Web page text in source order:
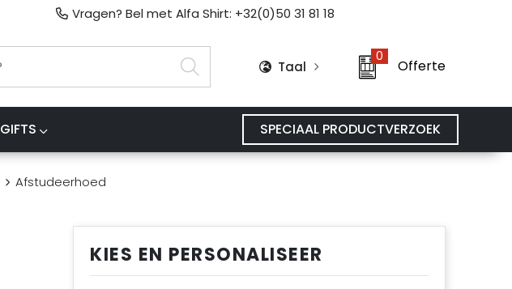
Vragen? Bel met Alfa Shirt: +32(0)50 31 81 18
Taal
0
Offerte
GIFTS SPECIAAL PRODUCTVERZOEK
Afstudeerhoed
KIES EN PERSONALISEER